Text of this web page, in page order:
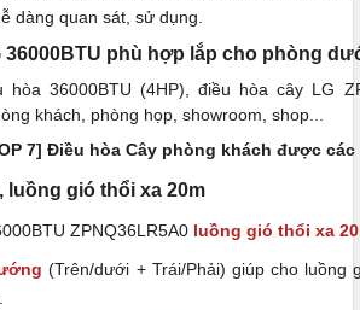
dàng quan sát, sử dụng.
36000BTU phù hợp lắp cho phòng
hòa 36000BTU (4HP), điều hòa cây LG
khách, phòng họp, showroom, shop...
7] Điều hòa Cây phòng khách được
luồng gió thổi xa 20m
ZPNQ36LR5A0 luồng gió thổi xa
(Trên/dưới + Trái/Phải) giúp cho